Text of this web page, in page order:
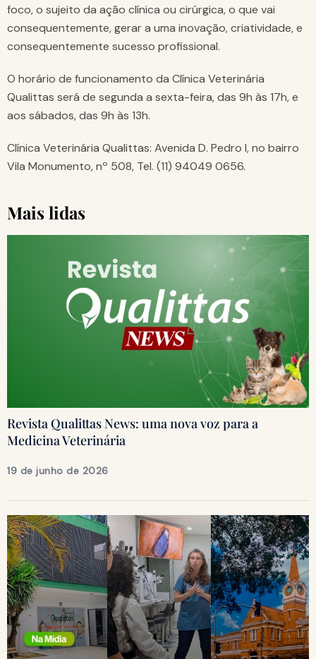
foco, o sujeito da ação clínica ou cirúrgica, o que vai
consequentemente, gerar a uma inovação, criatividade, e
consequentemente sucesso profissional.
O horário de funcionamento da Clínica Veterinária
Qualittas será de segunda a sexta-feira, das 9h às 17h, e
aos sábados, das 9h às 13h.
Clínica Veterinária Qualittas: Avenida D. Pedro I, no bairro
Vila Monumento, nº 508, Tel. (11) 94049 0656.
Mais lidas
Revista Qualittas News: uma nova voz para a
Medicina Veterinária
19 de junho de 2026